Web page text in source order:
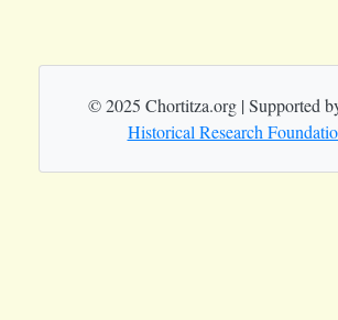
© 2025 Chortitza.org | Supported
Historical Research